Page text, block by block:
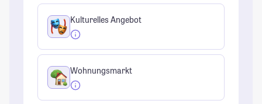
Kulturelles Angebot
Wohnungsmarkt